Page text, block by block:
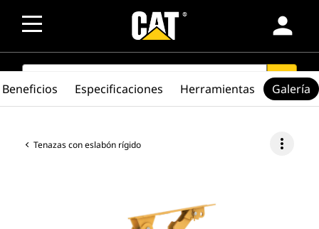
person
SEARCH search
Tenazas con eslabón rígido more_vert
Beneficios Especificaciones Herramientas Galería